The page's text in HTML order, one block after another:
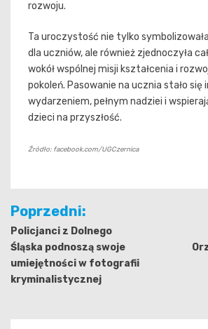
rozwoju.
Ta uroczystość nie tylko
dla uczniów, ale również zjednoczyła
wokół wspólnej misji kształcenia i
pokoleń. Pasowanie na ucznia stało się
wydarzeniem, pełnym nadziei i
dzieci na przyszłość.
Źródło: facebook.com/UGCzernica
Nawigacja
wpisu
Poprzedni:
Policjanci z Dolnego
Śląska podnoszą swoje
umiejętności w fotografii
kryminalistycznej